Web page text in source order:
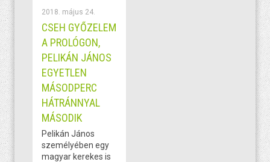
2018. május 24.
CSEH GYŐZELEM
A PROLÓGON,
PELIKÁN JÁNOS
EGYETLEN
MÁSODPERC
HÁTRÁNNYAL
MÁSODIK
Pelikán János
személyében egy
magyar kerekes is